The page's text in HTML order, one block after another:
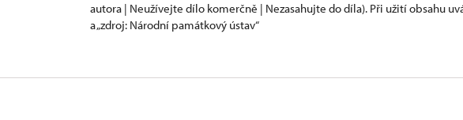
autora | Neužívejte dílo komerčně | Nezasahujte do díla). Při užití obsahu
a „zdroj: Národní památkový ústav“